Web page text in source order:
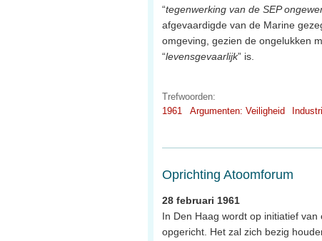
“tegenwerking van de SEP
afgevaardigde van de Marine
omgeving, gezien de ongelukken
“levensgevaarlijk” is.
Trefwoorden:
1961
Argumenten: Veiligheid
Oprichting Atoomforum
28 februari 1961
In Den Haag wordt op initiatief
opgericht. Het zal zich bezig